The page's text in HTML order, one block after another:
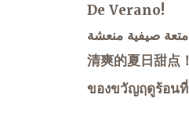
De Verano!
清爽的夏日甜点！
ของขวัญฤดูร้อน